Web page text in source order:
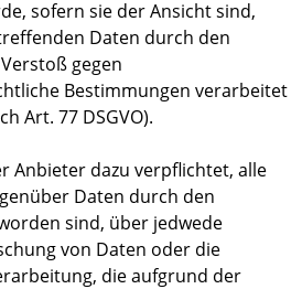
sofern sie der Ansicht sind,
Daten durch den
gegen
Bestimmungen verarbeitet
Art. 77 DSGVO).
Anbieter dazu verpflichtet, alle
Daten durch den
sind, über jedwede
von Daten oder die
die aufgrund der